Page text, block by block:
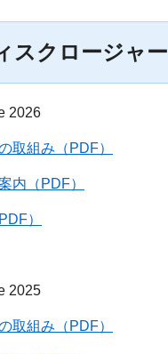
スクロージャー
2026
取組み（PDF）
内（PDF）
）
2025
取組み（PDF）